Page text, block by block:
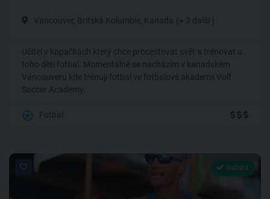
Vancouver, Britská Kolumbie, Kanada (+ 3 další )
Učitel v kopačkách který chce procestovat svět a trénovat u
toho děti fotbal. Momentálně se nacházím v kanadském
Vancouveru kde trénuji fotbal ve fotbalové akademii Volf
Soccer Academy.
Fotbal
Nabírá